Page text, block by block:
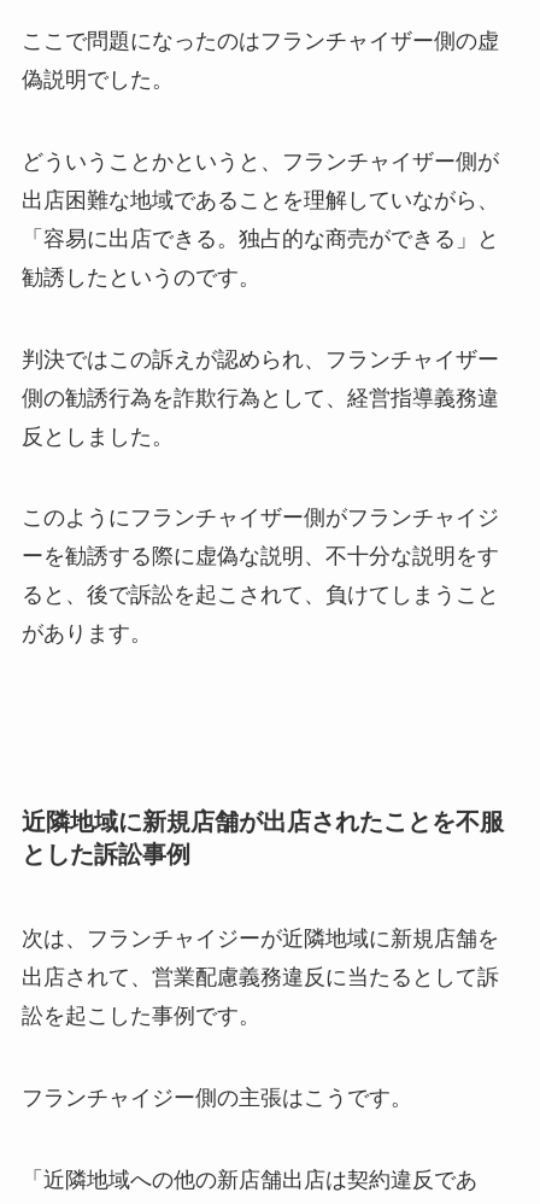
ここで問題になったのはフランチャイザー側の虚
偽説明でした。
どういうことかというと、フランチャイザー側が
出店困難な地域であることを理解していながら、
「容易に出店できる。独占的な商売ができる」と
勧誘したというのです。
判決ではこの訴えが認められ、フランチャイザー
側の勧誘行為を詐欺行為として、経営指導義務違
反としました。
このようにフランチャイザー側がフランチャイジ
ーを勧誘する際に虚偽な説明、不十分な説明をす
ると、後で訴訟を起こされて、負けてしまうこと
があります。
近隣地域に新規店舗が出店されたことを不服
とした訴訟事例
次は、フランチャイジーが近隣地域に新規店舗を
出店されて、営業配慮義務違反に当たるとして訴
訟を起こした事例です。
フランチャイジー側の主張はこうです。
「近隣地域への他の新店舗出店は契約違反であ